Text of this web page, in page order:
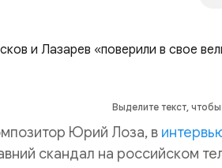
Выделите текст,
Юрий Лоза, в
скандал на российском